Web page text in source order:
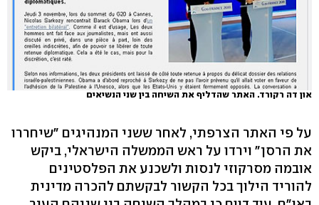
און דה רקורד. האתר שהדליף את השיחה בין שני הנשיאים
על פי האתר הצרפתי, לאחר ששני המנהיגים "שיחררו
את הרסן" וירדו על ראש הממשלה הישראלי, ביקש
אובמה מסרקוזי לנסות ולשכנע את הפלסטינים
להוריד הילוך בכל הקשור לבקשתם להכרה מדינית